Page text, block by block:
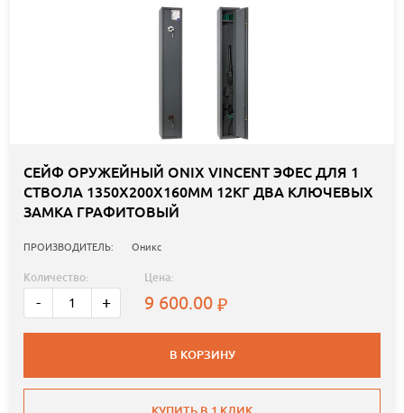
СЕЙФ ОРУЖЕЙНЫЙ ONIX VINCENT ЭФЕС ДЛЯ 1
СТВОЛА 1350Х200Х160ММ 12КГ ДВА КЛЮЧЕВЫХ
ЗАМКА ГРАФИТОВЫЙ
ПРОИЗВОДИТЕЛЬ: Оникс
Количество:
- +
Цена:
9 600.00
В КОРЗИНУ